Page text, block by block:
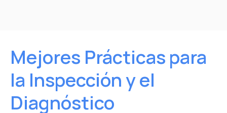
Mejores Prácticas para
la Inspección y el
Diagnóstico